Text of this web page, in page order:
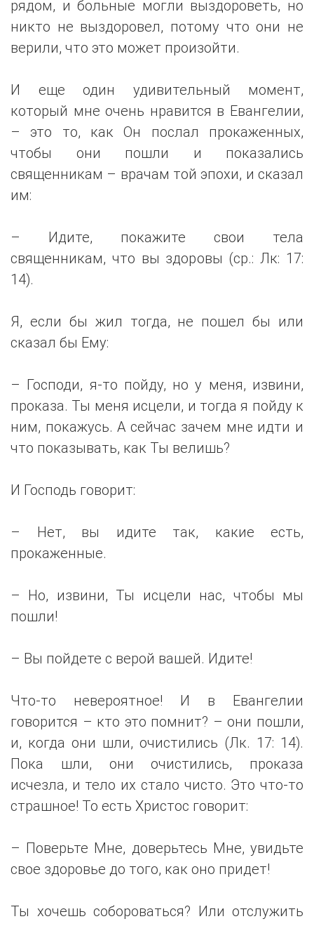
рядом, и больные могли выздороветь, но
никто не выздоровел, потому что они не
верили, что это может произойти.
И еще один удивительный момент,
который мне очень нравится в Евангелии,
– это то, как Он послал прокаженных,
чтобы они пошли и показались
священникам – врачам той эпохи, и сказал
им:
– Идите, покажите свои тела
священникам, что вы здоровы (ср.: Лк: 17:
14).
Я, если бы жил тогда, не пошел бы или
сказал бы Ему:
– Господи, я-то пойду, но у меня, извини,
проказа. Ты меня исцели, и тогда я пойду к
ним, покажусь. А сейчас зачем мне идти и
что показывать, как Ты велишь?
И Господь говорит:
– Нет, вы идите так, какие есть,
прокаженные.
– Но, извини, Ты исцели нас, чтобы мы
пошли!
– Вы пойдете с верой вашей. Идите!
Что-то невероятное! И в Евангелии
говорится – кто это помнит? – они пошли,
и, когда они шли, очистились (Лк. 17: 14).
Пока шли, они очистились, проказа
исчезла, и тело их стало чисто. Это что-то
страшное! То есть Христос говорит:
– Поверьте Мне, доверьтесь Мне, увидьте
свое здоровье до того, как оно придет!
Ты хочешь собороваться? Или отслужить